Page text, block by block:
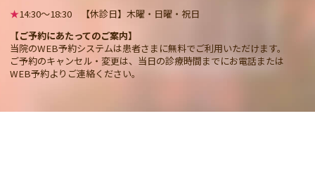
★14:30〜18:30 【休診日】木曜・日曜・祝日
【ご予約にあたってのご案内】
当院のWEB予約システムは患者さまに無料でご利用いただけます。
ご予約のキャンセル・変更は、当日の診療時間までにお電話または
WEB予約よりご連絡ください。